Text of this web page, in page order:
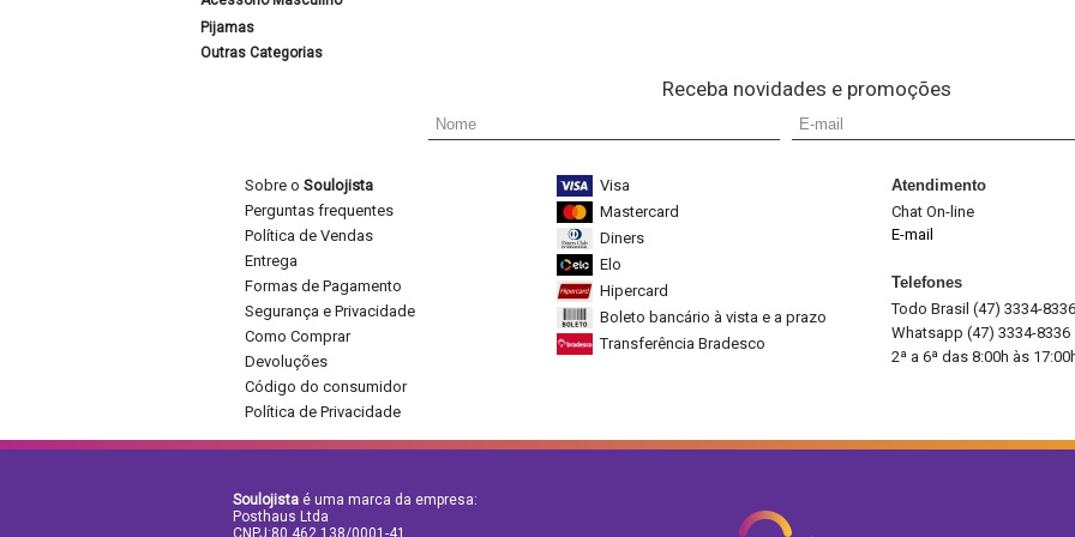
Pijamas
Outras Categorias
Receba novidades e promoções
Sobre o Soulojista
Perguntas frequentes
Política de Vendas
Entrega
Formas de Pagamento
Segurança e Privacidade
Como Comprar
Devoluções
Código do consumidor
Política de Privacidade
Visa
Mastercard
Diners
Elo
Hipercard
Boleto bancário à vista e a prazo
Transferência Bradesco
Atendimento
Chat On-line
E-mail
Telefones
Todo Brasil (47) 3334-8336
Whatsapp (47) 3334-8336
2ª a 6ª das 8:00h às
Soulojista é uma marca da empresa:
Posthaus Ltda
CNPJ:80.462.138/0001-41